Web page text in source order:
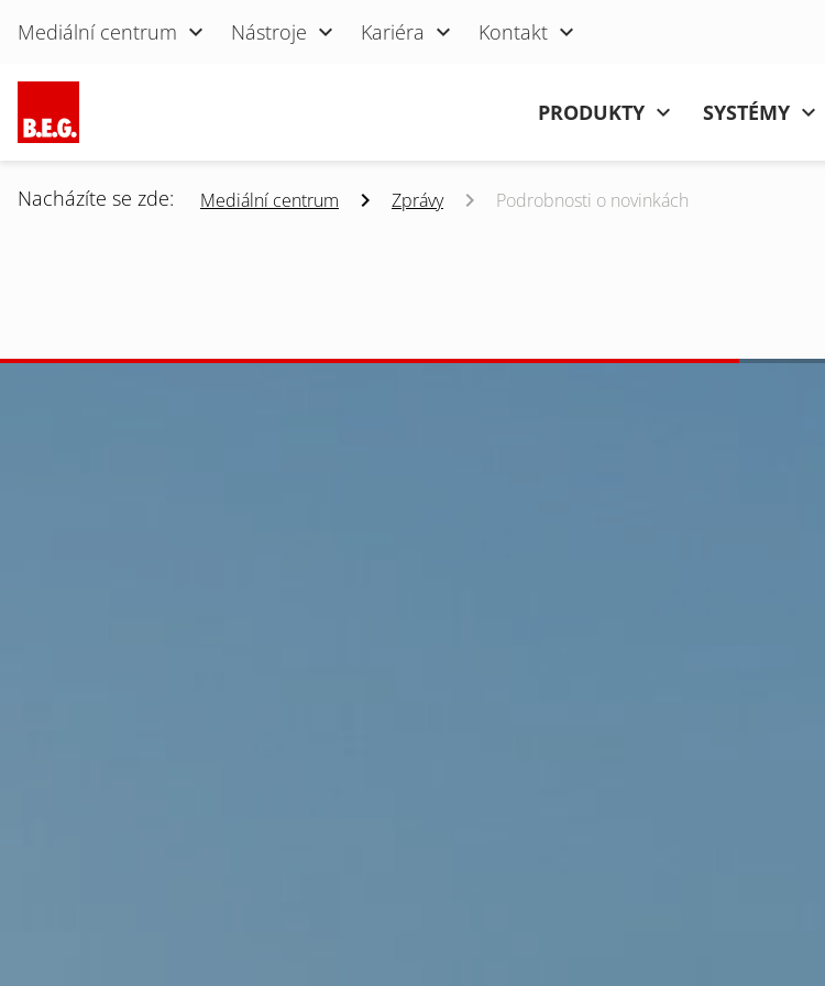
Přeskočit navigaci
Mediální centrum Nástroje Kariéra Kontakt
PRODUKTY SYSTÉMY
Nacházíte se zde: Mediální centrum Zprávy Podrobnosti o novinkách